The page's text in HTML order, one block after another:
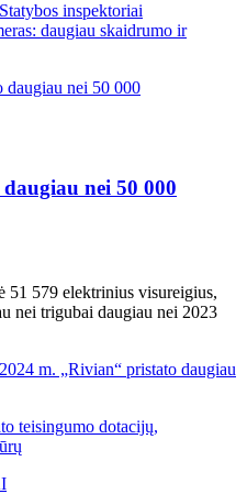
inspektoriai
daugiau skaidrumo ir
nei 50 000
51 579 elektrinius visureigius,
nei trigubai daugiau nei 2023
m. „Rivian“ pristato daugiau